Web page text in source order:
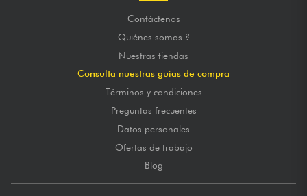
Contáctenos
Quiénes somos ?
Nuestras tiendas
Consulta nuestras guías de compra
Términos y condiciones
Preguntas frecuentes
Datos personales
Ofertas de trabajo
Blog